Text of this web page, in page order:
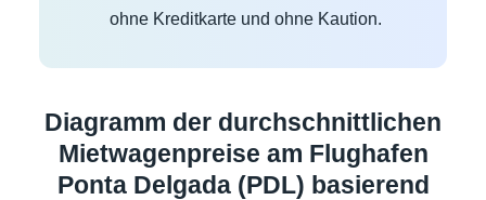
ohne Kreditkarte und ohne Kaution.
Diagramm der durchschnittlichen
Mietwagenpreise am Flughafen
Ponta Delgada (PDL) basierend